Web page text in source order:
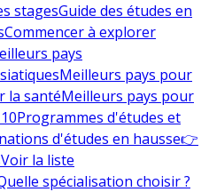
stagesGuide des études en
Commencer à explorer
pays
Meilleurs pays pour
la santéMeilleurs pays pour
Programmes d'études et
d'études en hausse👉
Voir la liste
spécialisation choisir ?